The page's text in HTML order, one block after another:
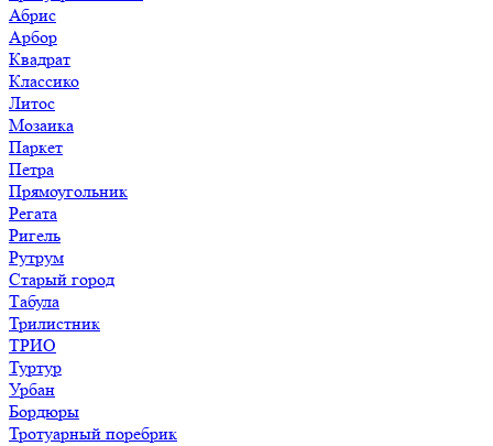
Абрис
Арбор
Квадрат
Классико
Литос
Мозаика
Паркет
Петра
Прямоугольник
Регата
Ригель
Рутрум
Старый город
Табула
Трилистник
ТРИО
Туртур
Урбан
Бордюры
Тротуарный поребрик